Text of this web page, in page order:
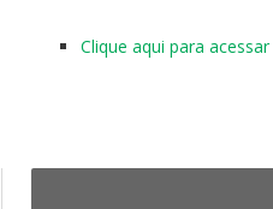
Clique aqui para acessar